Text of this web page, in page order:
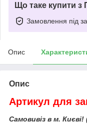
Що таке купити з
Замовлення під
Опис
Опис
Артикул для
Самовивіз в м.